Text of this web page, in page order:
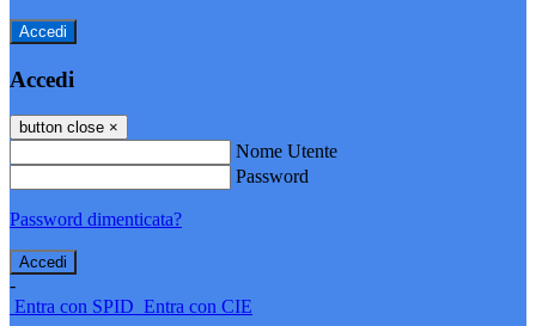
Accedi
Accedi
button close ×
Nome Utente
Password
Password dimenticata?
-
Entra con SPID Entra con CIE